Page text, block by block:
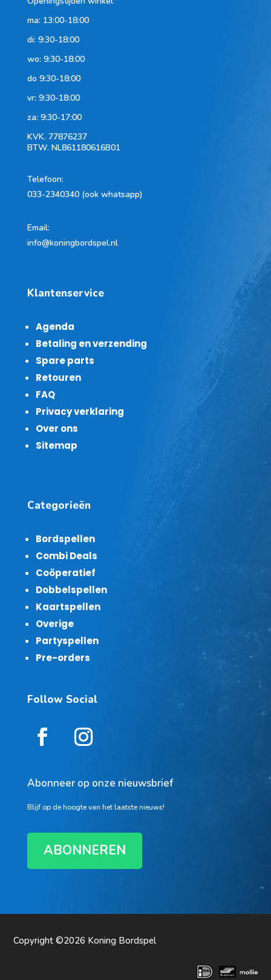
ma: 13:00-18:00
di: 9:30-18:00
wo: 9:30-18:00
do 9:30-18:00
vr: 9:30-18:00
za: 9:30-17:00
KVK. 77876237
BTW. NL861180616B01
Telefoon:
033-2340340 (ook whatsapp)
Email:
info@koningbordspel.nl
Klantenservice
Agenda
Betaling en verzending
Spare parts
Retouren
FAQ
Privacy verklaring
Over ons
Sitemap
Categorieën
Bordspellen
Combi Deals
Coöperatief
Dobbelspellen
Kaartspellen
Overige
Partyspellen
Pre-orders
Follow Social
Abonneer op onze nieuwsbrief
Blijf op de hoogte van het laatste nieuws!
ABONNEREN
Copyright ©2026 Koning Bordspel